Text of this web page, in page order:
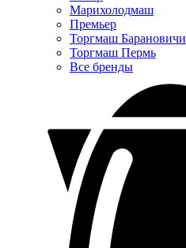
Марихолодмаш
Премьер
Торгмаш Барановичи
Торгмаш Пермь
Все бренды